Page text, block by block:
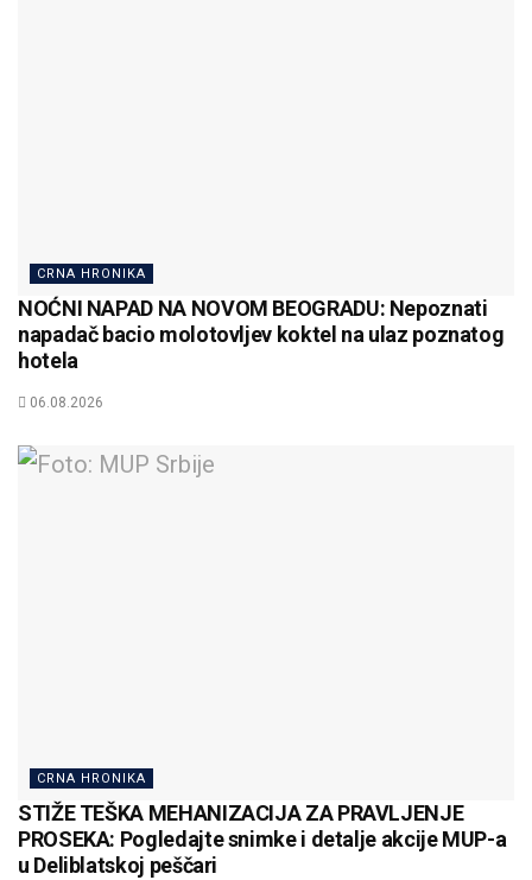
CRNA HRONIKA
NOĆNI NAPAD NA NOVOM BEOGRADU: Nepoznati
napadač bacio molotovljev koktel na ulaz poznatog
hotela
06.08.2026
CRNA HRONIKA
STIŽE TEŠKA MEHANIZACIJA ZA PRAVLJENJE
PROSEKA: Pogledajte snimke i detalje akcije MUP-a
u Deliblatskoj peščari